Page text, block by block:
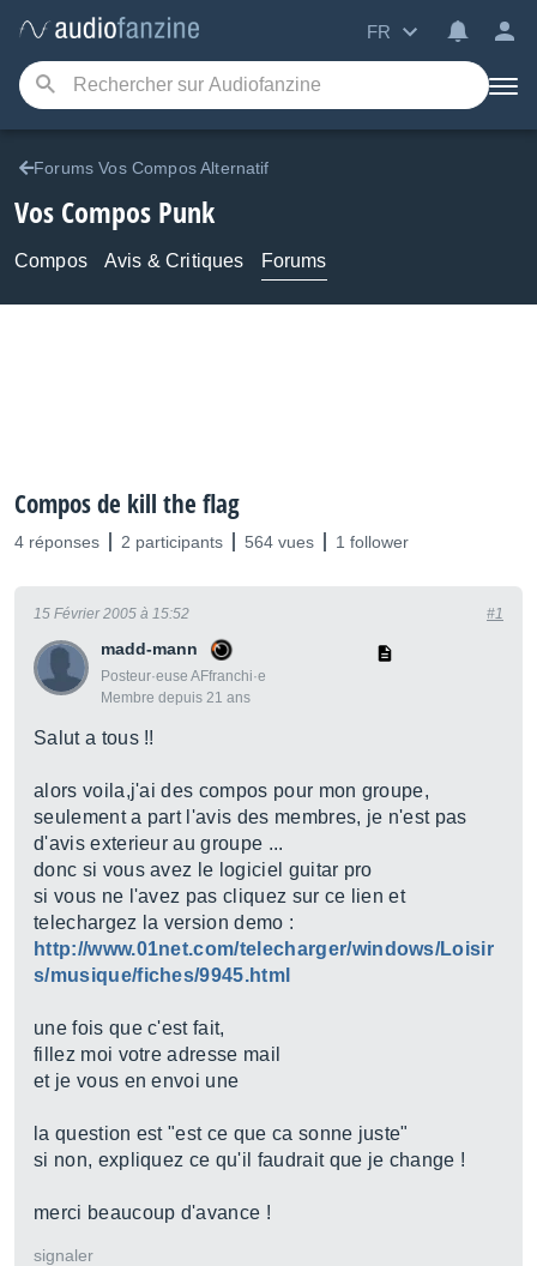
FR
Forums Vos Compos Alternatif
Vos Compos Punk
Compos Avis & Critiques Forums
Compos de kill the flag
4 réponses 2 participants 564 vues 1 follower
madd-mann
Posteur·euse AFfranchi·e
Membre depuis 21 ans
15 Février 2005 à 15:52 #1
Salut a tous !!
alors voila,j'ai des compos pour mon groupe,
seulement a part l'avis des membres, je n'est pas
d'avis exterieur au groupe ...
donc si vous avez le logiciel guitar pro
si vous ne l'avez pas cliquez sur ce lien et
telechargez la version demo :
http://www.01net.com/telecharger/windows/Loisir
s/musique/fiches/9945.html
une fois que c'est fait,
fillez moi votre adresse mail
et je vous en envoi une
la question est "est ce que ca sonne juste"
si non, expliquez ce qu'il faudrait que je change !
merci beaucoup d'avance !
signaler